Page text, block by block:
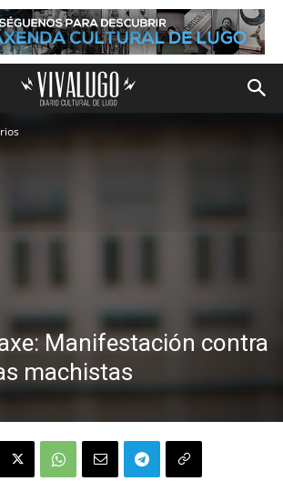
Manifestación contra
machistas